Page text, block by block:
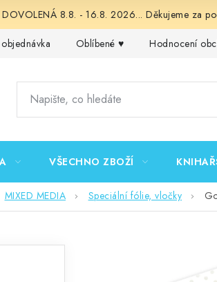
DOVOLENÁ 8.8. - 16.8. 2026... Děkujeme za
Oblíbené ♥️ Hodnocení
VŠECHNO ZBOŽÍ
MIXED MEDIA Speciální fólie, vločky